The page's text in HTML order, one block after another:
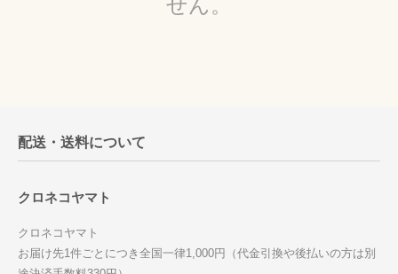
配送・送料について
クロネコヤマト
クロネコヤマト
お届け先1件ごとにつき全国一律1,000円（代金引換や後払いの方は別